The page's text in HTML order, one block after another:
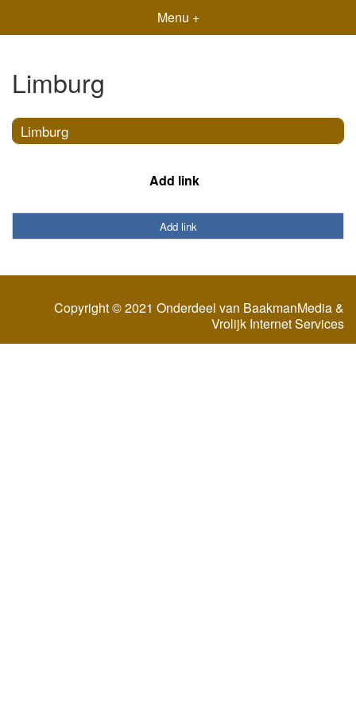
Menu +
Limburg
Limburg
Add link
Add link
Copyright © 2021 Onderdeel van BaakmanMedia&
Vrolijk Internet Services